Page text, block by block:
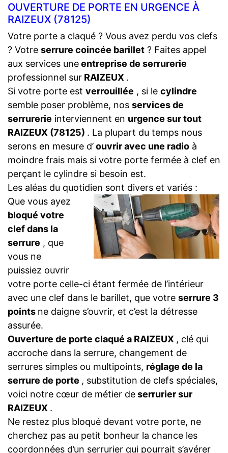
OUVERTURE DE PORTE EN URGENCE À
RAIZEUX (78125)
Votre porte a claqué ? Vous avez perdu vos clefs
? Votre serrure coincée barillet ? Faites appel
aux services uneentreprise de serrurerie
professionnel sur RAIZEUX .
Si votre porte est verrouillée , si le cylindre
semble poser problème, nos services de
serrurerie interviennent en urgence sur tout
RAIZEUX (78125) . La plupart du temps nous
serons en mesure d’ouvrir avec une radio à
moindre frais mais si votre porte fermée à clef en
perçant le cylindre si besoin est.
Les aléas du quotidien sont divers et variés :
Que vous ayez
bloqué votre
clef dans la
serrure , que
vous ne
puissiez ouvrir
votre porte celle-ci étant fermée de l’intérieur
avec une clef dans le barillet, que votre serrure 3
points ne daigne s’ouvrir, et c’est la détresse
assurée.
Ouverture de porte claqué a RAIZEUX , clé qui
accroche dans la serrure, changement de
serrures simples ou multipoints, réglage de la
serrure de porte , substitution de clefs spéciales,
voici notre cœur de métier deserrurier sur
RAIZEUX .
Ne restez plus bloqué devant votre porte, ne
cherchez pas au petit bonheur la chance les
coordonnées d’un serrurier qui pourrait s’avérer